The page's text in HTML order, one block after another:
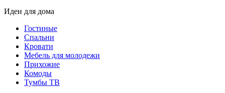
Идеи для дома
Гостиные
Спальни
Кровати
Мебель для молодежи
Прихожие
Комоды
Тумбы ТВ